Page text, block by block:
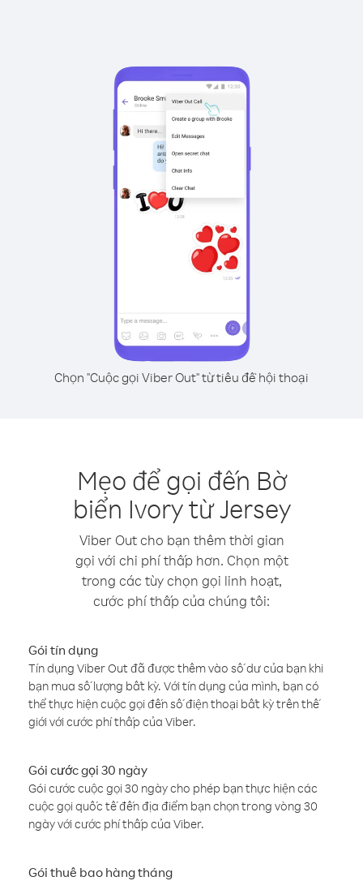
Chọn "Cuộc gọi Viber Out" từ tiêu đề hội thoại
Mẹo để gọi đến Bờ
biển Ivory từ Jersey
Viber Out cho bạn thêm thời gian
gọi với chi phí thấp hơn. Chọn một
trong các tùy chọn gọi linh hoạt,
cước phí thấp của chúng tôi:
Gói tín dụng
Tín dụng Viber Out đã được thêm vào số dư của bạn khi
bạn mua số lượng bất kỳ. Với tín dụng của mình, bạn có
thể thực hiện cuộc gọi đến số điện thoại bất kỳ trên thế
giới với cước phí thấp của Viber.
Gói cước gọi 30 ngày
Gói cước cuộc gọi 30 ngày cho phép bạn thực hiện các
cuộc gọi quốc tế đến địa điểm bạn chọn trong vòng 30
ngày với cước phí thấp của Viber.
Gói thuê bao hàng tháng